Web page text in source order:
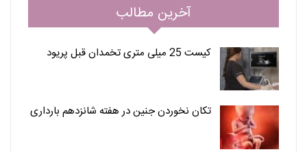
آخرین مطالب
کیست 25 میلی متری تخمدان قبل پریود
تکان نخوردن جنین در هفته شانزدهم بارداری